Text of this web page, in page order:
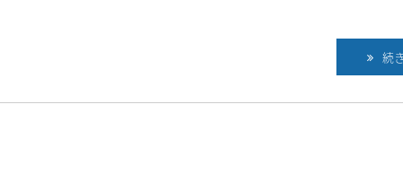
続